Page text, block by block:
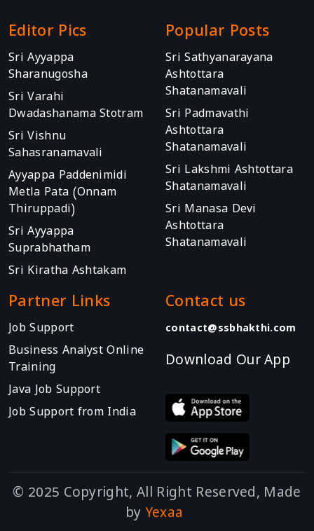
Editor Pics
Sri Ayyappa
Sharanugosha
Sri Varahi
Dwadashanama Stotram
Sri Vishnu
Sahasranamavali
Ayyappa Paddenimidi
Metla Pata (Onnam
Thiruppadi)
Sri Ayyappa
Suprabhatham
Sri Kiratha Ashtakam
Popular Posts
Sri Sathyanarayana
Ashtottara
Shatanamavali
Sri Padmavathi
Ashtottara
Shatanamavali
Sri Lakshmi Ashtottara
Shatanamavali
Sri Manasa Devi
Ashtottara
Shatanamavali
Partner Links
Job Support
Business Analyst Online
Training
Java Job Support
Job Support from India
Contact us
contact@ssbhakthi.com
Download Our App
© 2025 Copyright, All Right Reserved, Made
by Yexaa